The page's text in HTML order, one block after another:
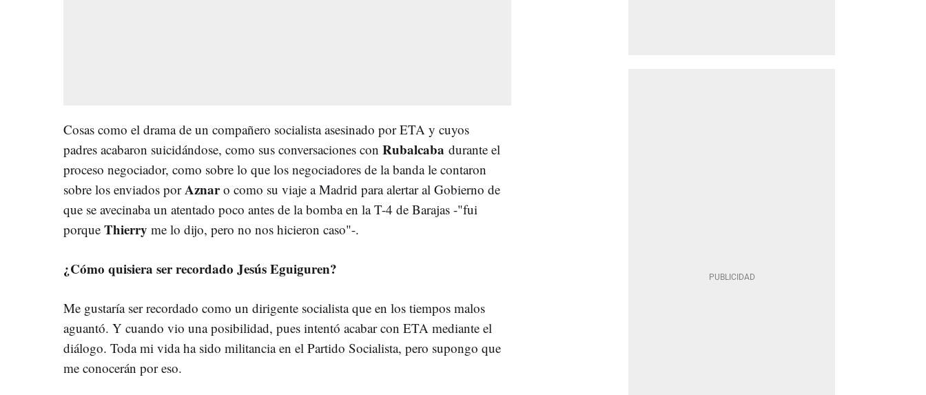
Cosas como el drama de un compañero socialista asesinado por ETA y cuyos
padres acabaron suicidándose, como sus conversaciones con Rubalcaba durante el
proceso negociador, como sobre lo que los negociadores de la banda le contaron
sobre los enviados porAznaro como su viaje a Madrid para alertar al Gobierno de
que se avecinaba un atentado poco antes de la bomba en la T-4 de Barajas -"fui
porque Thierry me lo dijo, pero no nos hicieron caso"-.
¿Cómo quisiera ser recordado Jesús Eguiguren?
Me gustaría ser recordado como un dirigente socialista que en los tiempos malos
aguantó. Y cuando vio una posibilidad, pues intentó acabar con ETA mediante el
diálogo. Toda mi vida ha sido militancia en el Partido Socialista, pero supongo que
me conocerán por eso.